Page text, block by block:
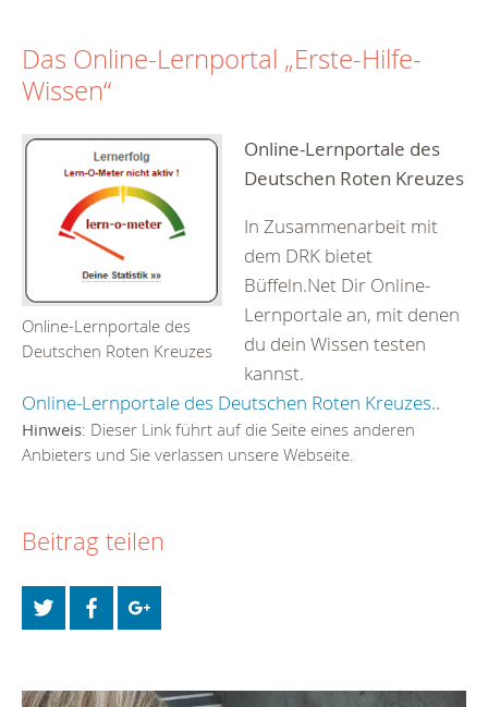
Das Online-Lernportal „Erste-Hilfe-
Wissen“
Online-Lernportale des
Deutschen Roten Kreuzes
Online-Lernportale des
Deutschen Roten Kreuzes
In Zusammenarbeit mit
dem DRK bietet
Büffeln.Net Dir Online-
Lernportale an, mit denen
du dein Wissen testen
kannst.
Online-Lernportale des Deutschen Roten Kreuzes..
Hinweis: Dieser Link führt auf die Seite eines anderen
Anbieters und Sie verlassen unsere Webseite.
Beitrag teilen